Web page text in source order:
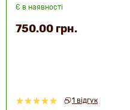
1 відгук
Є в наявності
750.00 грн.